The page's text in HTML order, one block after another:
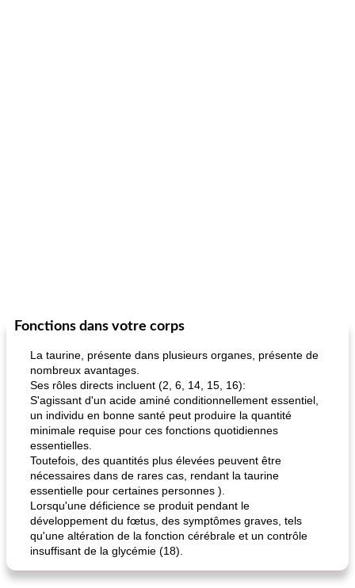
Fonctions dans votre corps
La taurine, présente dans plusieurs organes, présente de
nombreux avantages.
Ses rôles directs incluent (2, 6, 14, 15, 16):
S'agissant d'un acide aminé conditionnellement essentiel,
un individu en bonne santé peut produire la quantité
minimale requise pour ces fonctions quotidiennes
essentielles.
Toutefois, des quantités plus élevées peuvent être
nécessaires dans de rares cas, rendant la taurine
essentielle pour certaines personnes ).
Lorsqu'une déficience se produit pendant le
développement du fœtus, des symptômes graves, tels
qu'une altération de la fonction cérébrale et un contrôle
insuffisant de la glycémie (18).